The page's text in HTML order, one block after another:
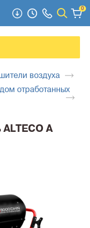
0
воздуха
отработанных
A